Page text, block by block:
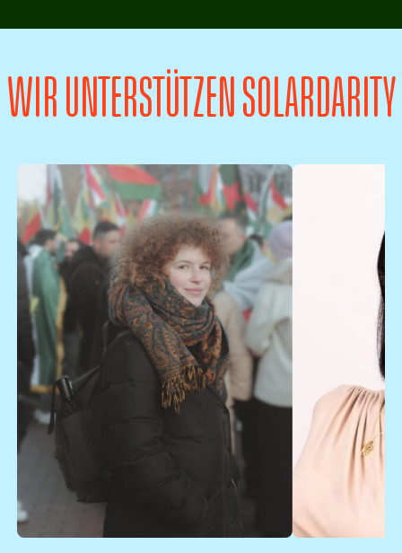
WIR UNTERSTÜTZEN SOLARDARITY